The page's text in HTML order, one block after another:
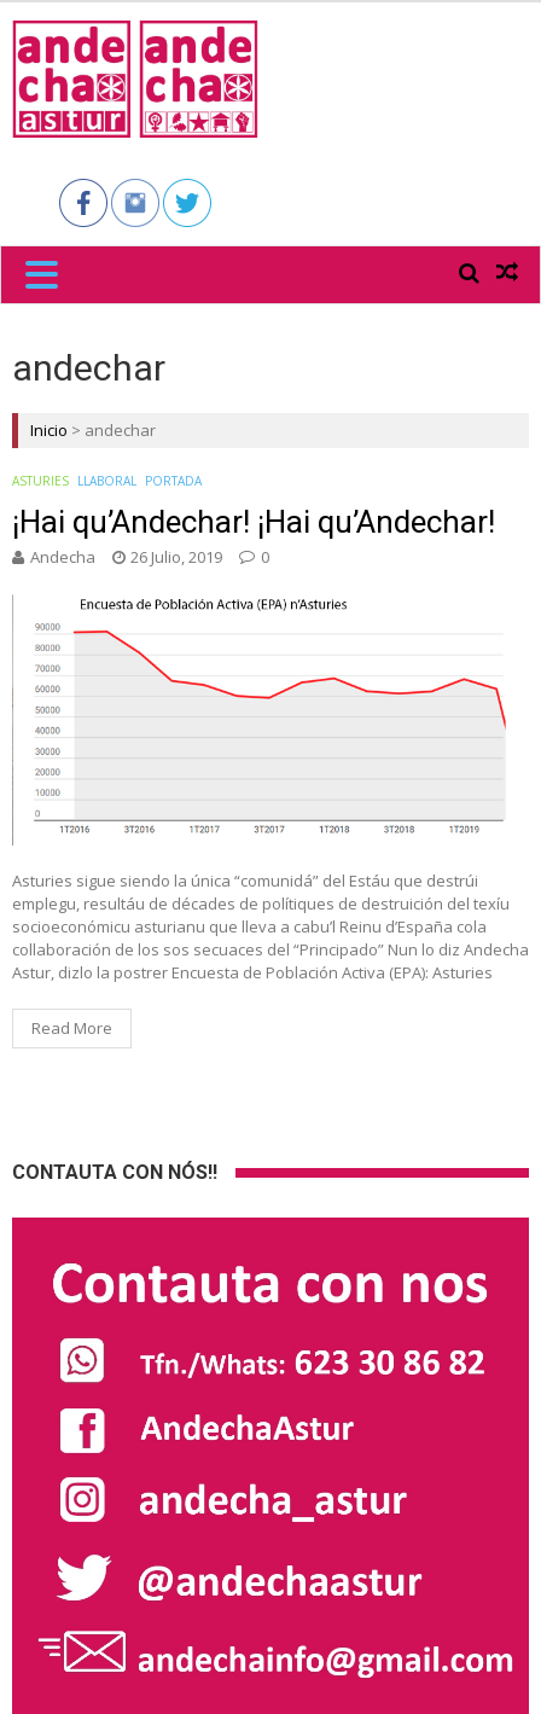
ASTUR
andechar
Inicio > andechar
ASTURIES LLABORAL PORTADA
¡Hai qu’Andechar! ¡Hai qu’Andechar!
Andecha 26 Julio, 2019 0
Asturies sigue siendo la única “comunidá” del Estáu que destrúi
emplegu, resultáu de décades de polítiques de destruición del texíu
socioeconómicu asturianu que lleva a cabu’l Reinu d’España cola
collaboración de los sos secuaces del “Principado” Nun lo diz Andecha
Astur, dizlo la postrer Encuesta de Población Activa (EPA): Asturies
Read More
CONTAUTA CON NÓS!!